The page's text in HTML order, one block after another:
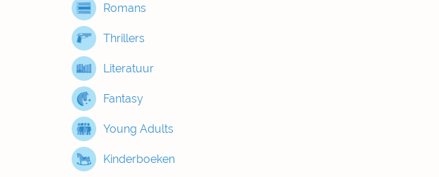
Romans
Thrillers
Literatuur
Fantasy
Young Adults
Kinderboeken